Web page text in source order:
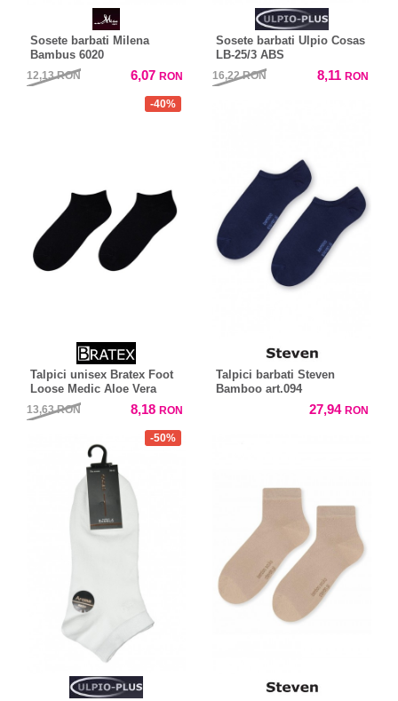
Sosete barbati Milena
Bambus 6020
12,13RON 6,07 RON
Sosete barbati Ulpio Cosas
LB-25/3 ABS
16,22RON 8,11 RON
-40%
Talpici unisex Bratex Foot
Loose Medic Aloe Vera
13,63RON 8,18 RON
Talpici barbati Steven
Bamboo art.094
27,94 RON
-50%